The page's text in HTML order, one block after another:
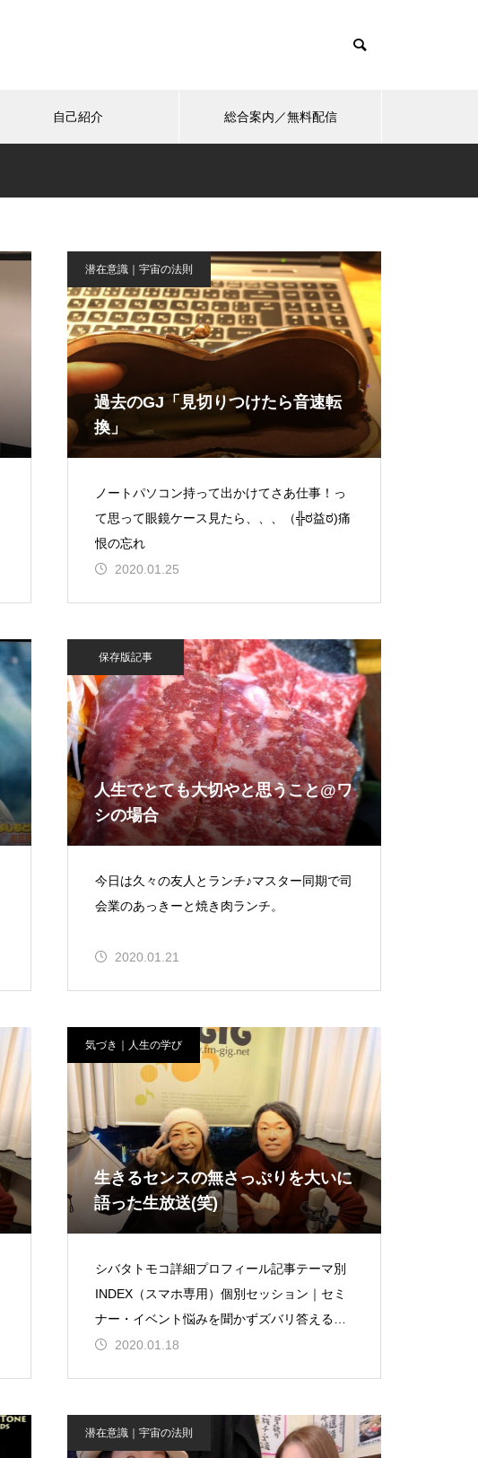
自己紹介 総合案内／無料配信
潜在意識｜宇宙の法則
過去のGJ「見切りつけたら音速転
換」
ノートパソコン持って出かけてさあ仕事！っ
て思って眼鏡ケース見たら、、、（╬ಠ益ಠ)痛
恨の忘れ
2020.01.25
保存版記事
人生でとても大切やと思うこと@ワ
シの場合
今日は久々の友人とランチ♪マスター同期で司
会業のあっきーと焼き肉ランチ。
2020.01.21
気づき｜人生の学び
生きるセンスの無さっぷりを大いに
語った生放送(笑)
シバタトモコ詳細プロフィール記事テーマ別
INDEX（スマホ専用）個別セッション｜セミ
ナー・イベント悩みを聞かずズバリ答えるシ
バタトモコ式タロットデザイン制作・発注つ
2020.01.18
潜在意識｜宇宙の法則